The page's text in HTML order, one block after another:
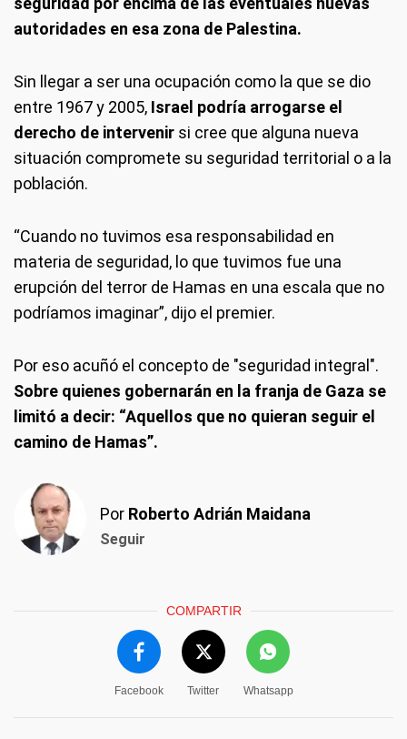
autoridades en esa zona de Palestina.
Sin llegar a ser una ocupación como la que se dio
entre 1967 y 2005, Israel podría arrogarse el
derecho de intervenir si cree que alguna nueva
situación compromete su seguridad territorial o a la
población.
“Cuando no tuvimos esa responsabilidad en
materia de seguridad, lo que tuvimos fue una
erupción del terror de Hamas en una escala que no
podríamos imaginar”, dijo el premier.
Por eso acuñó el concepto de "seguridad integral".
Sobre quienes gobernarán en la franja de Gaza se
limitó a decir: “Aquellos que no quieran seguir el
camino de Hamas”.
Por Roberto Adrián Maidana
Seguir
COMPARTIR
Facebook Twitter Whatsapp